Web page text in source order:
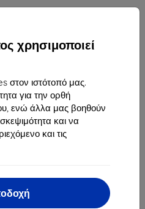
χρησιμοποιεί
στον ιστότοπό μας.
για την ορθή
ενώ άλλα μας βοηθούν
και να
και τις
46701494